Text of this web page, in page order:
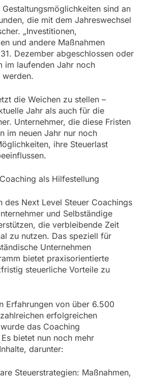
Gestaltungsmöglichkeiten sind an
die mit dem Jahreswechsel
„Investitionen,
und andere Maßnahmen
Dezember abgeschlossen oder
im laufenden Jahr noch
die Weichen zu stellen –
Jahr als auch für die
Unternehmer, die diese Fristen
im neuen Jahr nur noch
ihre Steuerlast
als Hilfestellung
des Next Level Steuer Coachings
und Selbständige
die verbleibende Zeit
zu nutzen. Das speziell für
Unternehmen
bietet praxisorientierte
steuerliche Vorteile zu
Erfahrungen von über 6.500
erfolgreichen
das Coaching
bietet nun noch mehr
darunter:
Steuerstrategien: Maßnahmen,